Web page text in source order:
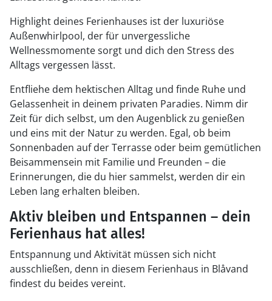
Highlight deines Ferienhauses ist der luxuriöse
Außenwhirlpool, der für unvergessliche
Wellnessmomente sorgt und dich den Stress des
Alltags vergessen lässt.
Entfliehe dem hektischen Alltag und finde Ruhe und
Gelassenheit in deinem privaten Paradies. Nimm dir
Zeit für dich selbst, um den Augenblick zu genießen
und eins mit der Natur zu werden. Egal, ob beim
Sonnenbaden auf der Terrasse oder beim gemütlichen
Beisammensein mit Familie und Freunden – die
Erinnerungen, die du hier sammelst, werden dir ein
Leben lang erhalten bleiben.
Aktiv bleiben und Entspannen – dein
Ferienhaus hat alles!
Entspannung und Aktivität müssen sich nicht
ausschließen, denn in diesem Ferienhaus in Blåvand
findest du beides vereint.